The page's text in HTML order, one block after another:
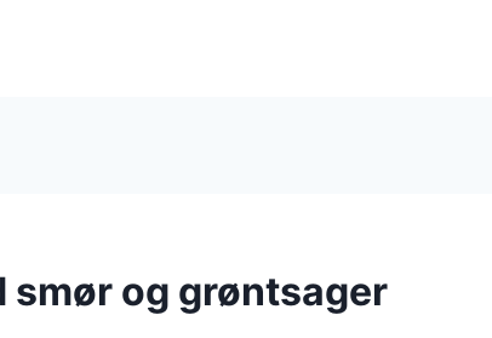
smør og grøntsager